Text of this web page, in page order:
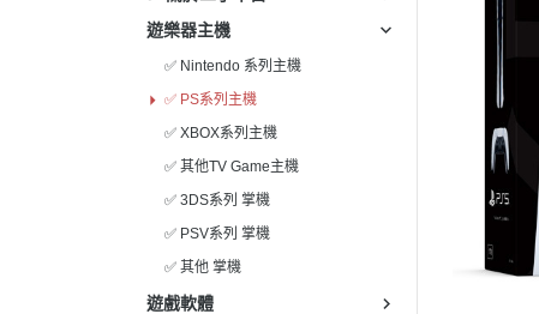
遊樂器主機
✅ Nintendo 系列主機
✅ PS系列主機
✅ XBOX系列主機
✅ 其他TV Game主機
✅ 3DS系列 掌機
✅ PSV系列 掌機
✅ 其他 掌機
遊戲軟體